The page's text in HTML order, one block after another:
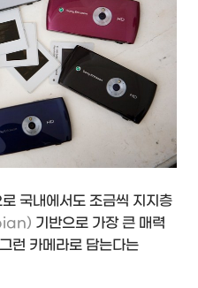
국내에서도 조금씩 지지층
기반으로 가장 큰 매력
런 카메라로 담는다는